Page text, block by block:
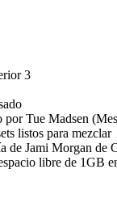
3
Tue Madsen
listos para mezclar
de Jami Morgan de
libre de 1GB